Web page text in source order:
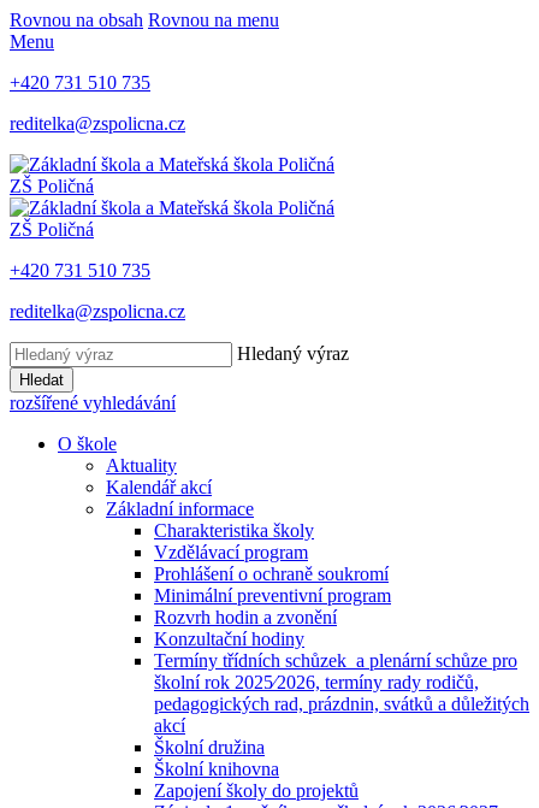
Rovnou na obsah Rovnou na menu
Menu
+420 731 510 735
reditelka@zspolicna.cz
ZŠ Poličná
ZŠ Poličná
+420 731 510 735
reditelka@zspolicna.cz
Hledaný výraz
Hledat
rozšířené vyhledávání
O škole
Aktuality
Kalendář akcí
Základní informace
Charakteristika školy
Vzdělávací program
Prohlášení o ochraně soukromí
Minimální preventivní program
Rozvrh hodin a zvonění
Konzultační hodiny
Termíny třídních schůzek a plenární schůze pro
školní rok 2025⁄2026, termíny rady rodičů,
pedagogických rad, prázdnin, svátků a důležitých
akcí
Školní družina
Školní knihovna
Zapojení školy do projektů